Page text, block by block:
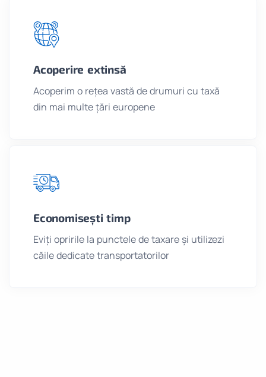
Acoperire extinsă
Acoperim o rețea vastă de drumuri cu taxă
din mai multe țări europene
Economisești timp
Eviți opririle la punctele de taxare și utilizezi
căile dedicate transportatorilor